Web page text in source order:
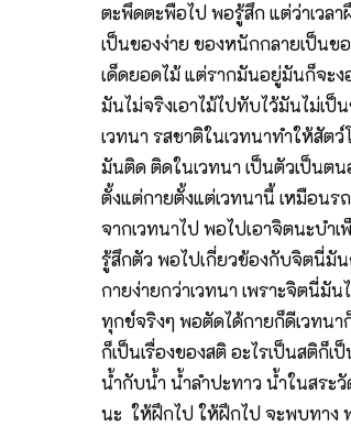
ตะพึดตะพือไป พอรู้สึก แต่ว่าเวลา
เป็นของง่าย ของหนักกลายเป็นข
เด็ดยอดไม้ แต่รากมันอยู่มันก็จะ
มันไม่จริงเอาไม้ไปทับไว้มันไม่เ
เวทนา รสชาติในเวทนาทำให้สั
มันติด ติดในเวทนา เป็นตัวเป็นต
ตั้งแต่กายตั้งแต่เวทนานี้ เหมือนร
จากเวทนาไป พอไปเอาจิตนะบ
รู้สึกตัว พอไปเกี่ยวข้องกับจิตนี่มัน
กายง่ายกว่าเวทนา เพราะจิตนี่
ทุกข์จริงๆ พอตัดได้กายก็ดีเวทน
ก็เป็นเรื่องของสติ อะไรเป็นสติก็
น้ำกับน้ำ น้ำลำปะทาว น้ำในสระ
นะ ให้ฝึกไป ให้ฝึกไป จะพบทาง